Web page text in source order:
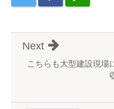
こちらも大型建設現場
Next